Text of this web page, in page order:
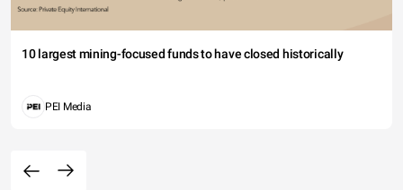
10 largest mining-focused funds to have closed historically
PEI Media